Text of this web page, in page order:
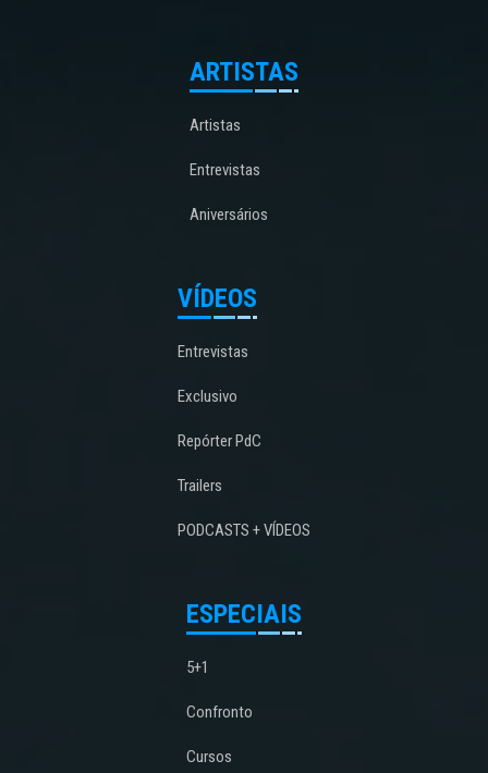
ARTISTAS
Artistas
Entrevistas
Aniversários
VÍDEOS
Entrevistas
Exclusivo
Repórter PdC
Trailers
PODCASTS + VÍDEOS
ESPECIAIS
5+1
Confronto
Cursos